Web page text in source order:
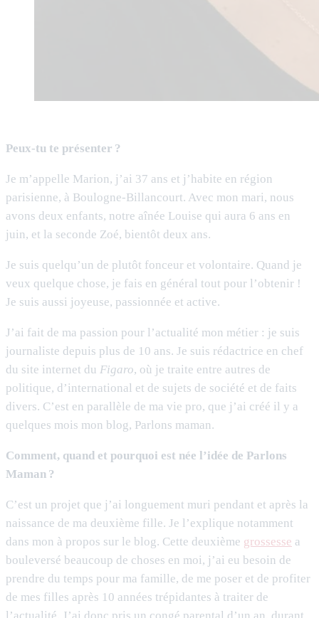
Peux-tu te présenter ?
Je m’appelle Marion, j’ai 37 ans et j’habite en région
parisienne, à Boulogne-Billancourt. Avec mon mari, nous
avons deux enfants, notre aînée Louise qui aura 6 ans en
juin, et la seconde Zoé, bientôt deux ans.
Je suis quelqu’un de plutôt fonceur et volontaire. Quand je
veux quelque chose, je fais en général tout pour l’obtenir !
Je suis aussi joyeuse, passionnée et active.
J’ai fait de ma passion pour l’actualité mon métier : je suis
journaliste depuis plus de 10 ans. Je suis rédactrice en chef
du site internet du Figaro, où je traite entre autres de
politique, d’international et de sujets de société et de faits
divers. C’est en parallèle de ma vie pro, que j’ai créé il y a
quelques mois mon blog, Parlons maman.
Comment, quand et pourquoi est née l’idée de Parlons
Maman ?
C’est un projet que j’ai longuement muri pendant et après la
naissance de ma deuxième fille. Je l’explique notamment
dans mon à propos sur le blog. Cette deuxième grossesse a
bouleversé beaucoup de choses en moi, j’ai eu besoin de
prendre du temps pour ma famille, de me poser et de profiter
de mes filles après 10 années trépidantes à traiter de